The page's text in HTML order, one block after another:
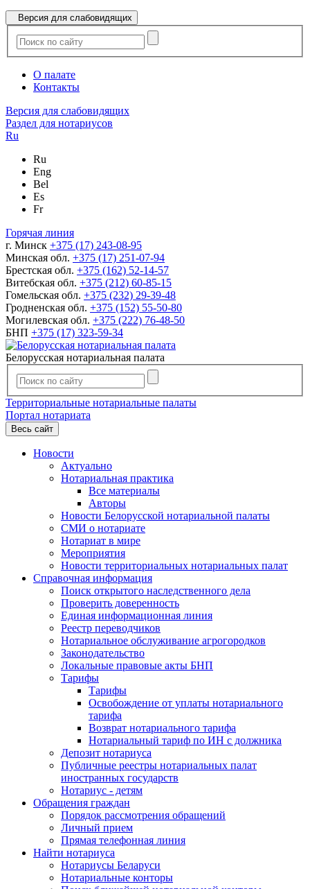
Версия для слабовидящих
О палате
Контакты
Версия для слабовидящих
Раздел для нотариусов
Ru
Ru
Eng
Bel
Es
Fr
Горячая линия
г. Минск +375 (17) 243-08-95
Минская обл. +375 (17) 251-07-94
Брестская обл. +375 (162) 52-14-57
Витебская обл. +375 (212) 60-85-15
Гомельская обл. +375 (232) 29-39-48
Гродненская обл. +375 (152) 55-50-80
Могилевская обл. +375 (222) 76-48-50
БНП +375 (17) 323-59-34
Белорусская нотариальная палата
Территориальные нотариальные палаты
Портал нотариата
Весь сайт
Новости
Актуально
Нотариальная практика
Все материалы
Авторы
Новости Белорусской нотариальной палаты
СМИ о нотариате
Нотариат в мире
Мероприятия
Новости территориальных нотариальных палат
Справочная информация
Поиск открытого наследственного дела
Проверить доверенность
Единая информационная линия
Реестр переводчиков
Нотариальное обслуживание агрогородков
Законодательство
Локальные правовые акты БНП
Тарифы
Тарифы
Освобождение от уплаты нотариального
тарифа
Возврат нотариального тарифа
Нотариальный тариф по ИН с должника
Депозит нотариуса
Публичные реестры нотариальных палат
иностранных государств
Нотариус - детям
Обращения граждан
Порядок рассмотрения обращений
Личный прием
Прямая телефонная линия
Найти нотариуса
Нотариусы Беларуси
Нотариальные конторы